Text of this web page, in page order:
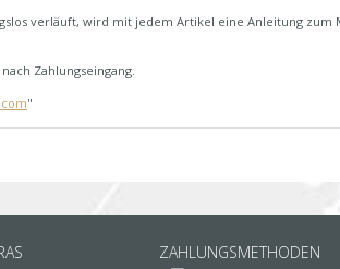
verläuft, wird mit jedem Artikel eine Anleitung zum
Zahlungseingang.
"
ZAHLUNGSMETHODEN